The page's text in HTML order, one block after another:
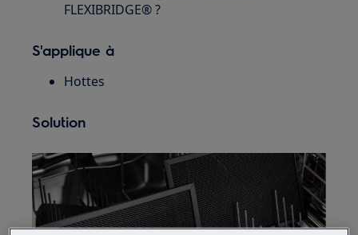
FLEXIBRIDGE® ?
S'applique à
Hottes
Solution